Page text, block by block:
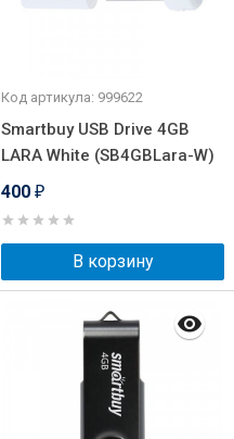
Код артикула: 999622
Smartbuy USB Drive 4GB
LARA White (SB4GBLara-W)
400 ₽
В корзину